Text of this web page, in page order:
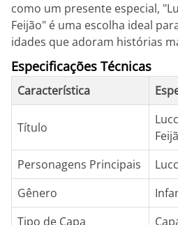
como um presente especial,
Feijão" é uma escolha ideal
idades que adoram histórias
Especificações Técnicas
Característica
Título
Personagens Principais
Gênero
Tipo de Capa